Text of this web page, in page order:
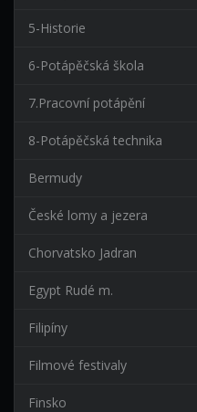
5-Historie
6-Potápěčská škola
7.Pracovní potápění
8-Potápěčská technika
Bermudy
České lomy a jezera
Chorvatsko Jadran
Egypt Rudé m.
Filipíny
Filmové festivaly
Finsko